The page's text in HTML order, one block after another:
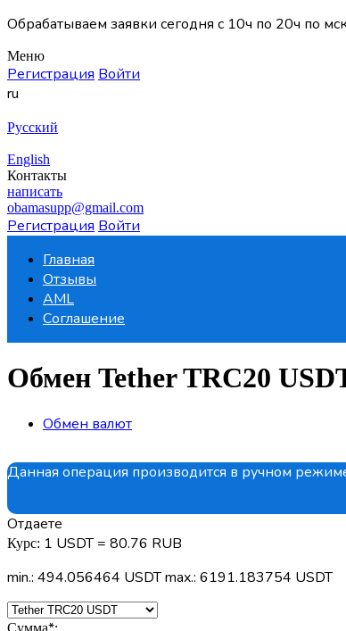
Обрабатываем заявки сегодня с 10ч по 20ч по
Меню
Регистрация Войти
ru
Русский
English
Контакты
написать
obamasupp@gmail.com
Регистрация Войти
Главная
Отзывы
AML
Соглашение
Обмен Tether TRC20
Обмен валют
Данная операция производится в ручном
Отдаете
Курс: 1 USDT = 80.76 RUB
min.: 494.056464 USDTmax.: 6191.183754 USDT
Сумма :